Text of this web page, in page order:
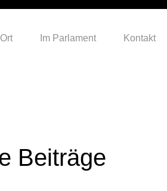
Im Parlament Kontakt
Beiträge